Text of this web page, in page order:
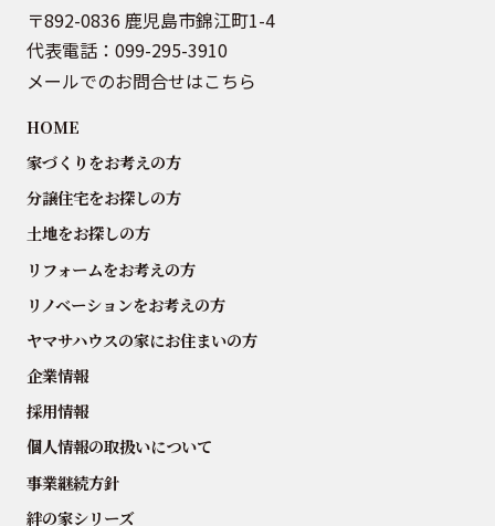
〒892-0836 鹿児島市錦江町1-4
代表電話： 099-295-3910
メールでのお問合せはこちら
HOME
家づくりをお考えの方
分譲住宅をお探しの方
土地をお探しの方
リフォームをお考えの方
リノベーションをお考えの方
ヤマサハウスの家にお住まいの方
企業情報
採用情報
個人情報の取扱いについて
事業継続方針
絆の家シリーズ